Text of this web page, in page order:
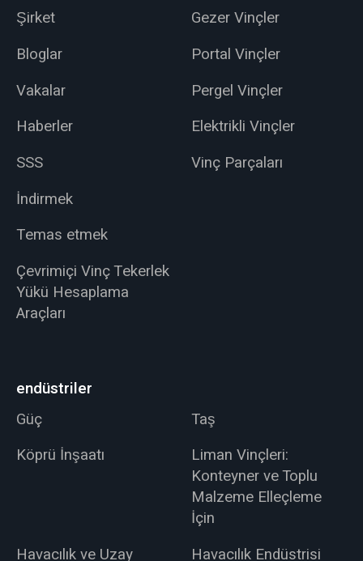
Şirket
Bloglar
Vakalar
Haberler
SSS
İndirmek
Temas etmek
Çevrimiçi Vinç Tekerlek
Yükü Hesaplama
Araçları
Gezer Vinçler
Portal Vinçler
Pergel Vinçler
Elektrikli Vinçler
Vinç Parçaları
endüstriler
Güç
Taş
Köprü İnşaatı
Liman Vinçleri:
Konteyner ve Toplu
Malzeme Elleçleme
İçin
Havacılık ve Uzay
Havacılık Endüstrisi